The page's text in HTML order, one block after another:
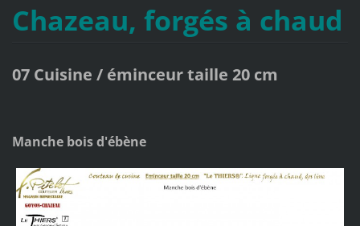
Chazeau, forgés à chaud
07 Cuisine / éminceur taille 20 cm
Manche bois d'ébène